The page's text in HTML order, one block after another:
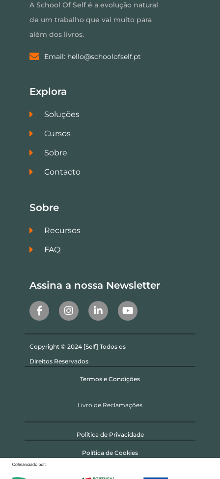
A School Of Self é a evolução natural
de um trabalho que vai muito para
além dos livros.
Email: hello@schoolofself.pt
Explora
Soluções
Cursos
Sobre
Contacto
Sobre
Recursos
FAQ
Assina a nossa Newsletter
Copyright © 2024 [Self] Todos os
Direitos Reservados
Termos e Condições
Livro de Reclamações
Política de Privacidade
Política de Cookies